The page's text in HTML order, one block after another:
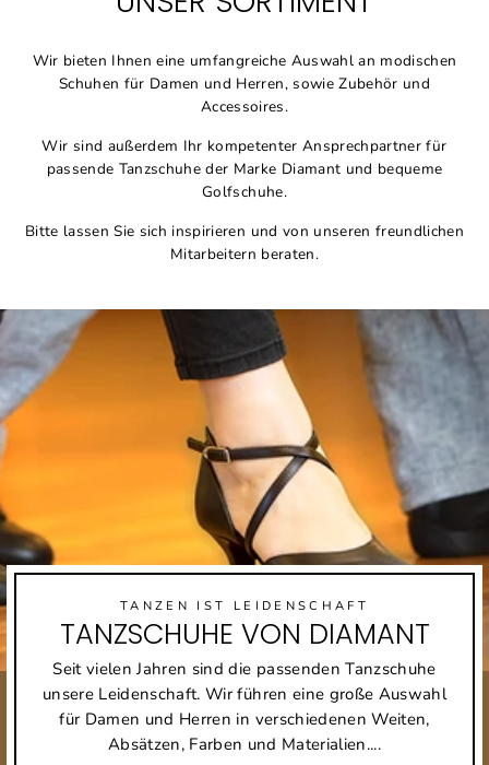
Wir bieten Ihnen eine umfangreiche Auswahl an modischen
Schuhen für Damen und Herren, sowie Zubehör und
Accessoires.
Wir sind außerdem Ihr kompetenter Ansprechpartner für
passende Tanzschuhe der Marke Diamant und bequeme
Golfschuhe.
Bitte lassen Sie sich inspirieren und von unseren freundlichen
Mitarbeitern beraten.
TANZEN IST LEIDENSCHAFT
TANZSCHUHE VON DIAMANT
Seit vielen Jahren sind die passenden Tanzschuhe
unsere Leidenschaft. Wir führen eine große Auswahl
für Damen und Herren in verschiedenen Weiten,
Absätzen, Farben und Materialien....